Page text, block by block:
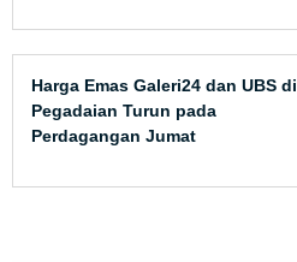
Harga Emas Galeri24 dan UBS di
Pegadaian Turun pada
Perdagangan Jumat